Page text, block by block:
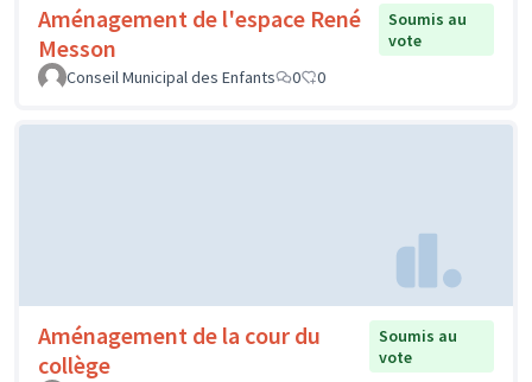
Aménagement de l'espace René
Messon
Soumis au
vote
Conseil Municipal des Enfants
0 0
Aménagement de la cour du
collège
Soumis au
vote